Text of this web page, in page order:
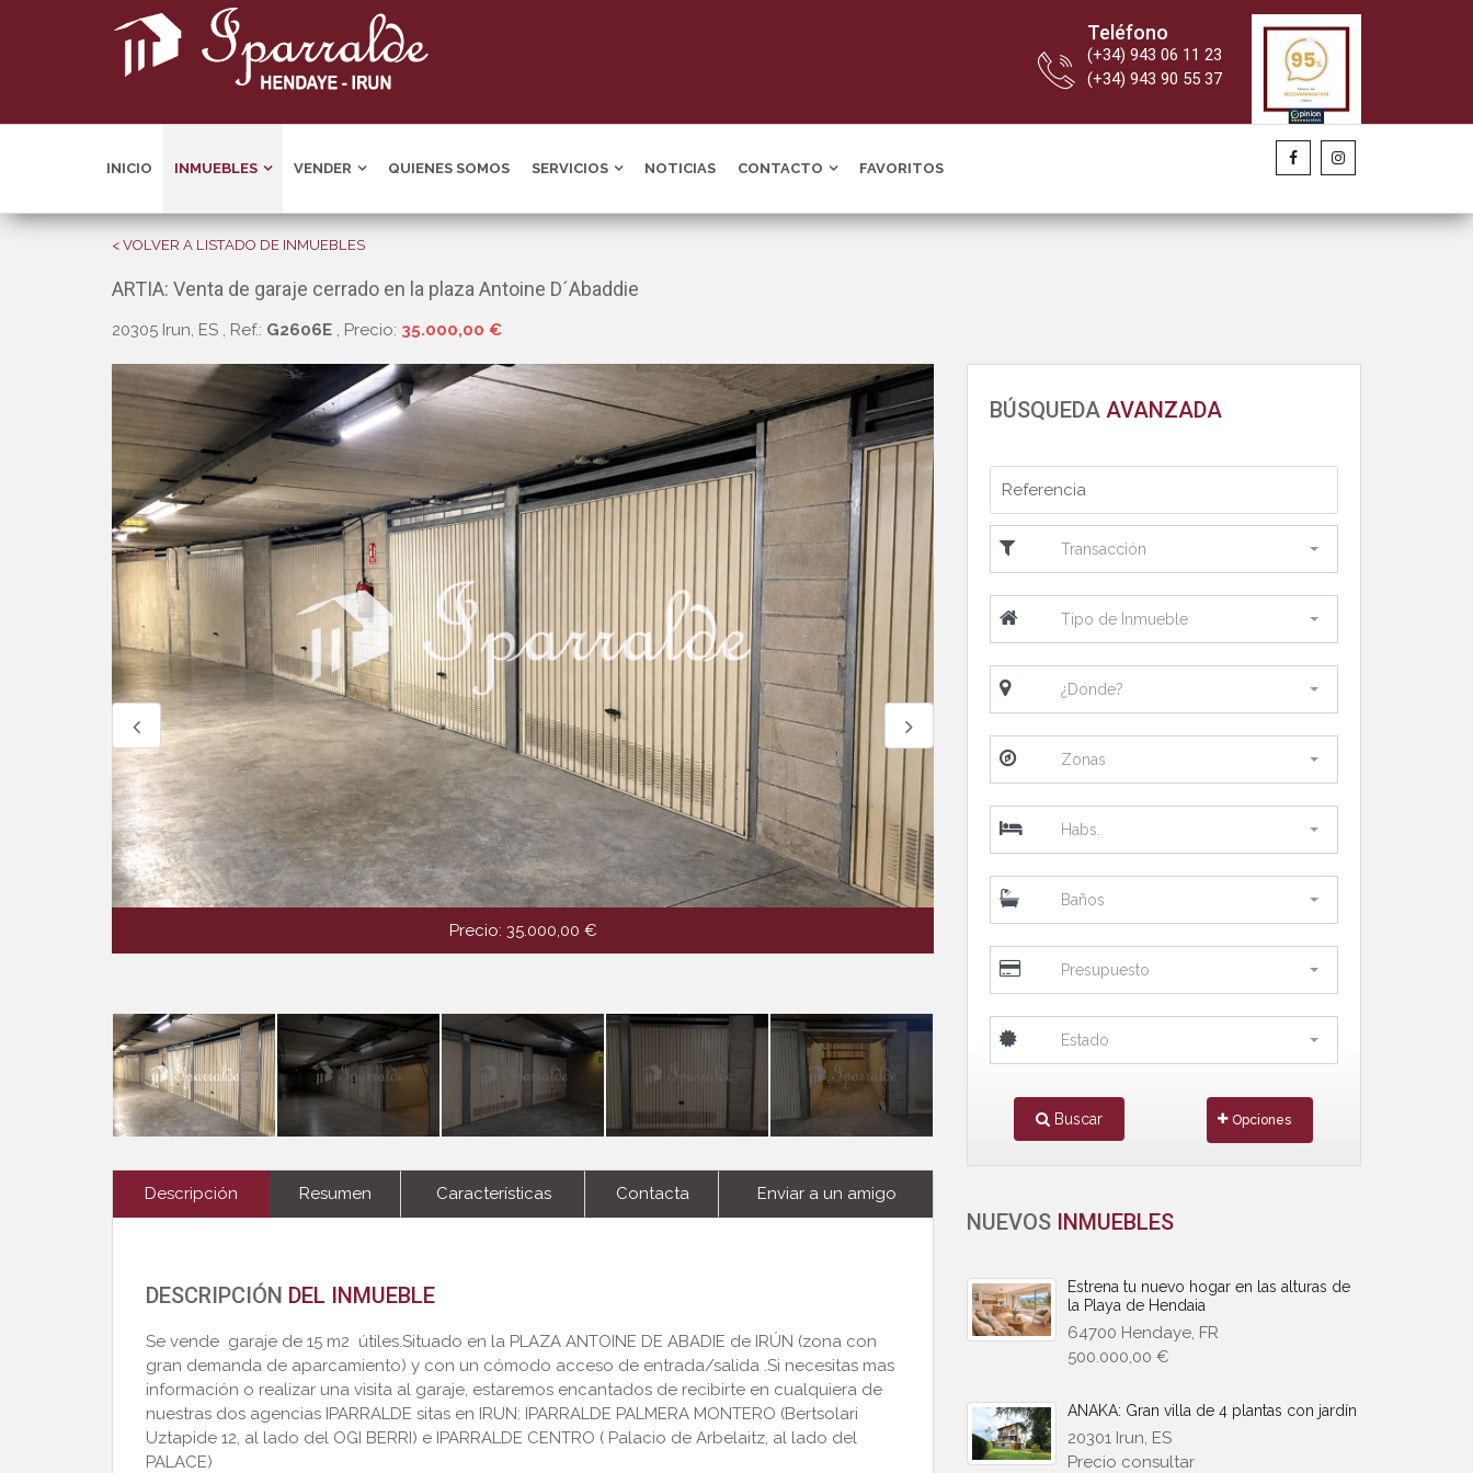
Teléfono
(+34) 943 06 11 23
(+34) 943 90 55 37
INICIO INMUEBLES VENDER QUIENES SOMOS SERVICIOS NOTICIAS CONTACTO FAVORITOS
< VOLVER A LISTADO DE INMUEBLES
ARTIA: Venta de garaje cerrado en la plaza Antoine D´Abaddie
20305 Irun, ES , Ref.: G2606E , Precio: 35.000,00 €
Precio:
Descripción Resumen Características Contacta Enviar a un amigo
DESCRIPCIÓN DEL INMUEBLE
Se vende  garaje de 15 m2  útiles.Situado en la PLAZA ANTOINE DE ABADIE de IRÚN (zona con
gran demanda de aparcamiento) y con un cómodo acceso de entrada/salida .Si necesitas mas
información o realizar una visita al garaje, estaremos encantados de recibirte en cualquiera de
nuestras dos agencias IPARRALDE sitas en IRUN: IPARRALDE PALMERA MONTERO (Bertsolari
Uztapide 12, al lado del OGI BERRI) e IPARRALDE CENTRO ( Palacio de Arbelaitz, al lado del
PALACE)
BÚSQUEDA AVANZADA
Transacción
Tipo de Inmueble
¿Donde?
Zonas
Habs.
Baños
Presupuesto
Estado
Buscar Opciones
NUEVOS INMUEBLES
Estrena tu nuevo hogar en las alturas de
la Playa de Hendaia
64700 Hendaye, FR
500.000,00 €
ANAKA: Gran villa de 4 plantas con jardín
20301 Irun, ES
Precio consultar